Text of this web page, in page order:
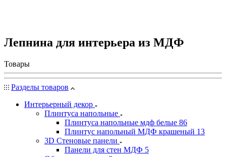
Лепнина для интерьера из МДФ
Товары
Разделы товаров
Интерьерный декор
Плинтуса напольные
Плинтуса напольные мдф белые 86
Плинтус напольный МДФ крашеный 13
3D Стеновые панели
Панели для стен МДФ 5